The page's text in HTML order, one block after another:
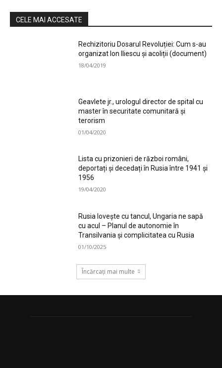
CELE MAI ACCESATE
Rechizitoriu Dosarul Revoluției: Cum s-au
organizat Ion Iliescu și acoliții (document)
18/04/2019
Geavlete jr., urologul director de spital cu
master în securitate comunitară și
terorism
01/04/2020
Lista cu prizonieri de război români,
deportați și decedați în Rusia între 1941 și
1956
19/04/2020
Rusia lovește cu tancul, Ungaria ne sapă
cu acul – Planul de autonomie în
Transilvania și complicitatea cu Rusia
01/10/2025
Încărcați mai multe